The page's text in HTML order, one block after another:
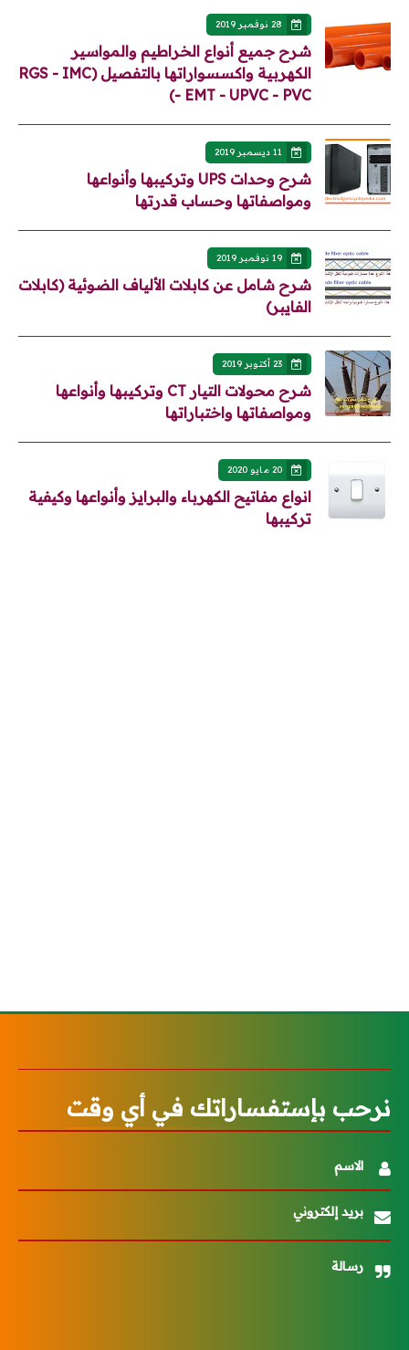
28 نوفمبر 2019
شرح جميع أنواع الخراطيم والمواسير
الكهربية واكسسواراتها بالتفصيل (RGS - IMC
- EMT - UPVC - PVC)
11 ديسمبر 2019
شرح وحدات UPS وتركيبها وأنواعها
ومواصفاتها وحساب قدرتها
19 نوفمبر 2019
شرح شامل عن كابلات الألياف الضوئية (كابلات
الفايبر)
23 أكتوبر 2019
شرح محولات التيار CT وتركيبها وأنواعها
ومواصفاتها واختباراتها
20 مايو 2020
انواع مفاتيح الكهرباء والبرايز وأنواعها وكيفية
تركيبها
نرحب بإستفساراتك في أي وقت
الاسم
بريد إلكتروني
رسالة